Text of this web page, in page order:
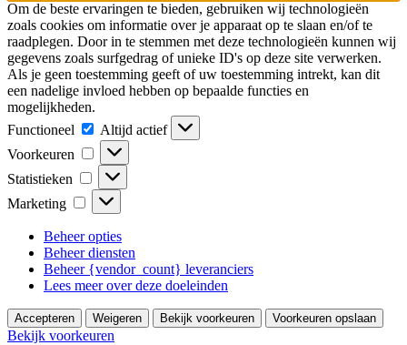
Om de beste ervaringen te bieden, gebruiken wij technologieën
zoals cookies om informatie over je apparaat op te slaan en/of te
raadplegen. Door in te stemmen met deze technologieën kunnen wij
gegevens zoals surfgedrag of unieke ID's op deze site verwerken.
Als je geen toestemming geeft of uw toestemming intrekt, kan dit
een nadelige invloed hebben op bepaalde functies en
mogelijkheden.
Functioneel
Functioneel
Altijd actief
Voorkeuren
Voorkeuren
Statistieken Statistieken
Marketing Marketing
Beheer opties
Beheer diensten
Beheer {vendor_count} leveranciers
Lees meer over deze doeleinden
Accepteren Weigeren Bekijk voorkeuren Voorkeuren opslaan
Bekijk voorkeuren